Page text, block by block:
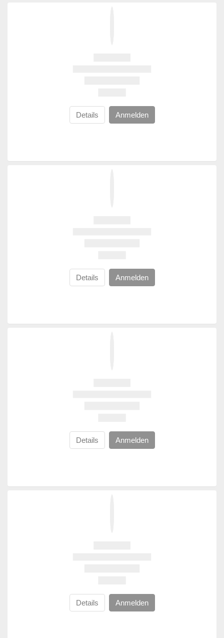
Details Anmelden
Details Anmelden
Details Anmelden
Details Anmelden